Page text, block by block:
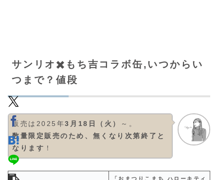
サンリオ✖️もち吉コラボ缶,いつからい
つまで？値段
販売は2025年3月18日（火）
～。
数量限定販売のため、無くなり次第終了と
なります ！
「おまつりこまち ハローキティ